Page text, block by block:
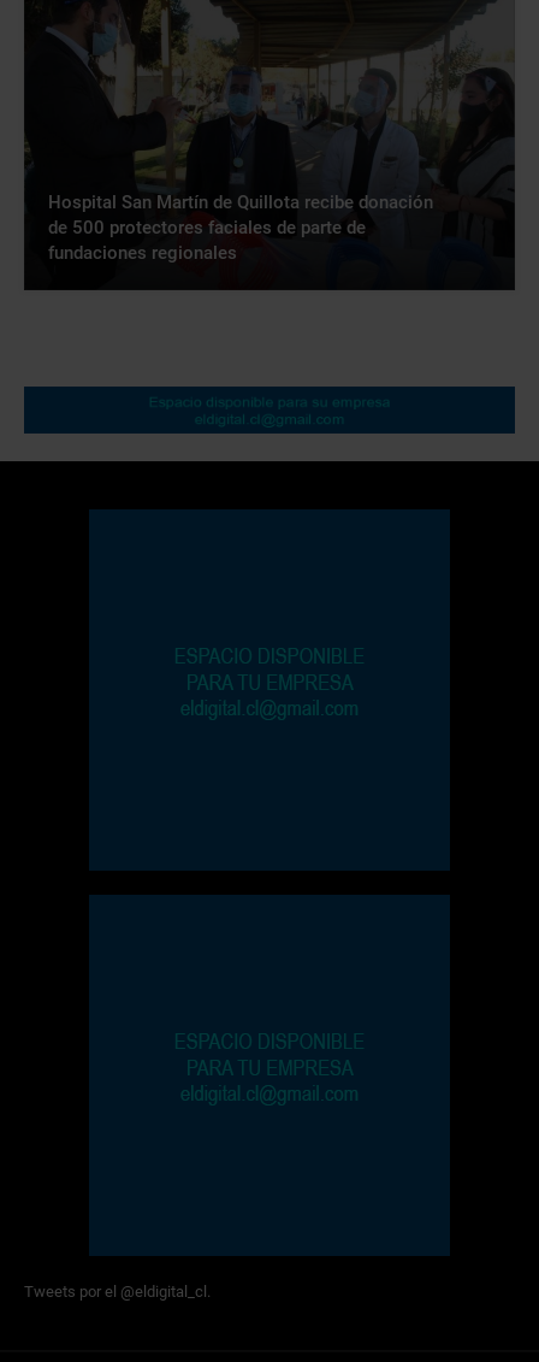
Hospital San Martín de Quillota recibe donación
de 500 protectores faciales de parte de
fundaciones regionales
Tweets por el @eldigital_cl.